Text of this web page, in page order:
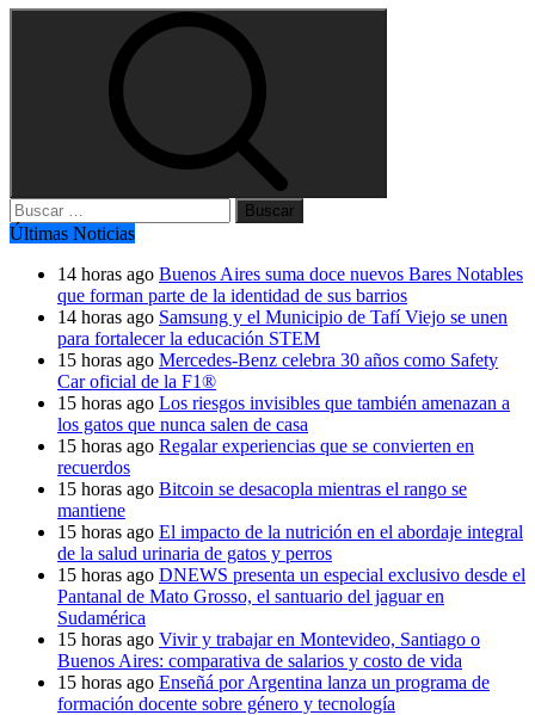
Buscar:
Últimas Noticias
14 horas ago Buenos Aires suma doce nuevos Bares Notables
que forman parte de la identidad de sus barrios
14 horas ago Samsung y el Municipio de Tafí Viejo se unen
para fortalecer la educación STEM
15 horas ago Mercedes-Benz celebra 30 años como Safety
Car oficial de la F1®
15 horas ago Los riesgos invisibles que también amenazan a
los gatos que nunca salen de casa
15 horas ago Regalar experiencias que se convierten en
recuerdos
15 horas ago Bitcoin se desacopla mientras el rango se
mantiene
15 horas ago El impacto de la nutrición en el abordaje integral
de la salud urinaria de gatos y perros
15 horas ago DNEWS presenta un especial exclusivo desde el
Pantanal de Mato Grosso, el santuario del jaguar en
Sudamérica
15 horas ago Vivir y trabajar en Montevideo, Santiago o
Buenos Aires: comparativa de salarios y costo de vida
15 horas ago Enseñá por Argentina lanza un programa de
formación docente sobre género y tecnología